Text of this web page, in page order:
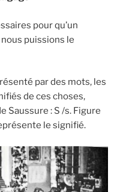
pour qu’un
puissions le
par des mots, les
de ces choses,
Saussure : S /s. Figure
le signifié.